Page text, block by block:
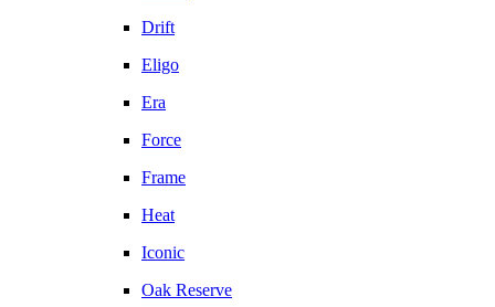
Drift
Eligo
Era
Force
Frame
Heat
Iconic
Oak Reserve